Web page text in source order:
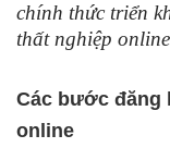
chính thức triển
thất nghiệp
Các bước đăng
online